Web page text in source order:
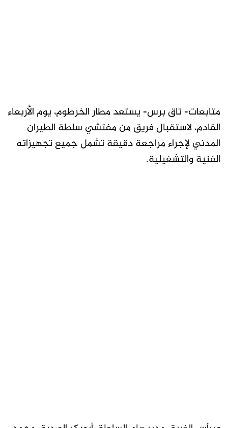
متابعات- تاق برس- يستعد مطار الخرطوم، يوم الأربعاء
القادم، لاستقبال فريق من مفتشي سلطة الطيران
المدني لإجراء مراجعة دقيقة تشمل جميع تجهيزاته
الفنية والتشغيلية.